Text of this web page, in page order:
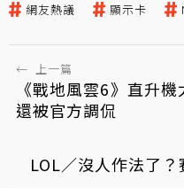
網友熱議 顯示卡
← 上一篇
《戰地風雲6》直升
還被官方調侃
LOL／沒人作法了